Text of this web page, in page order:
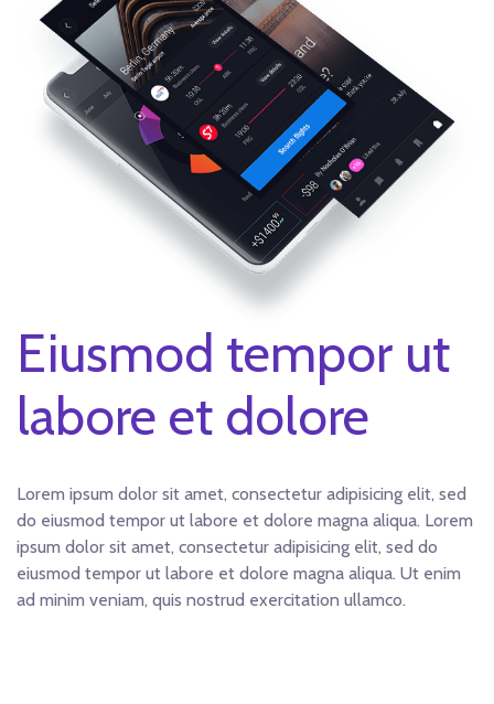
Eiusmod tempor ut
labore et dolore
Lorem ipsum dolor sit amet, consectetur adipisicing elit, sed
do eiusmod tempor ut labore et dolore magna aliqua. Lorem
ipsum dolor sit amet, consectetur adipisicing elit, sed do
eiusmod tempor ut labore et dolore magna aliqua. Ut enim
ad minim veniam, quis nostrud exercitation ullamco.